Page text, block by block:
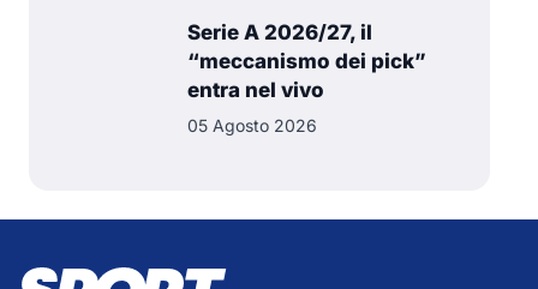
Serie A 2026/27, il
“meccanismo dei pick”
entra nel vivo
05 Agosto 2026